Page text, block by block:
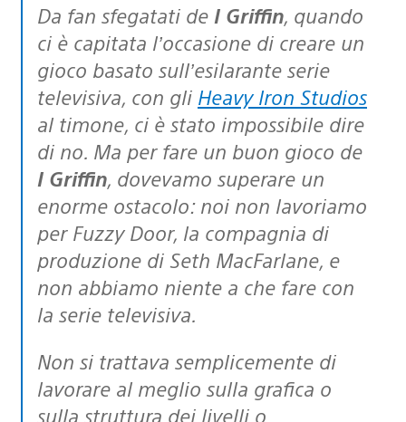
Da fan sfegatati de I Griffin, quando
ci è capitata l’occasione di creare un
gioco basato sull’esilarante serie
televisiva, con gli Heavy Iron Studios
al timone, ci è stato impossibile dire
di no. Ma per fare un buon gioco de
I Griffin, dovevamo superare un
enorme ostacolo: noi non lavoriamo
per Fuzzy Door, la compagnia di
produzione di Seth MacFarlane, e
non abbiamo niente a che fare con
la serie televisiva.
Non si trattava semplicemente di
lavorare al meglio sulla grafica o
sulla struttura dei livelli o